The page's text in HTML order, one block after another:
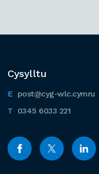
Cysylltu
post@cyg-wlc.cymru
0345 6033 221